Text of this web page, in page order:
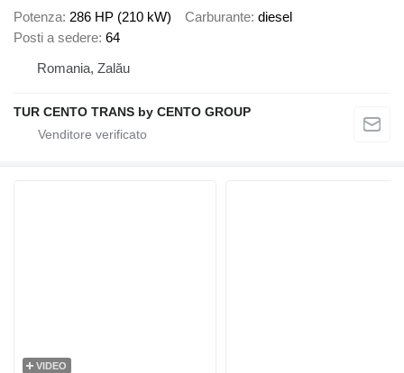
Potenza 286 HP (210 kW) Carburante diesel
Posti a sedere 64
Romania, Zalău
TUR CENTO TRANS by CENTO GROUP
VIDEO